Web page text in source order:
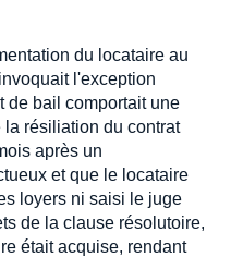
du locataire au
l'exception
de bail comportait une
résiliation du contrat
après un
et que le locataire
loyers ni saisi le juge
de la clause résolutoire,
était acquise, rendant